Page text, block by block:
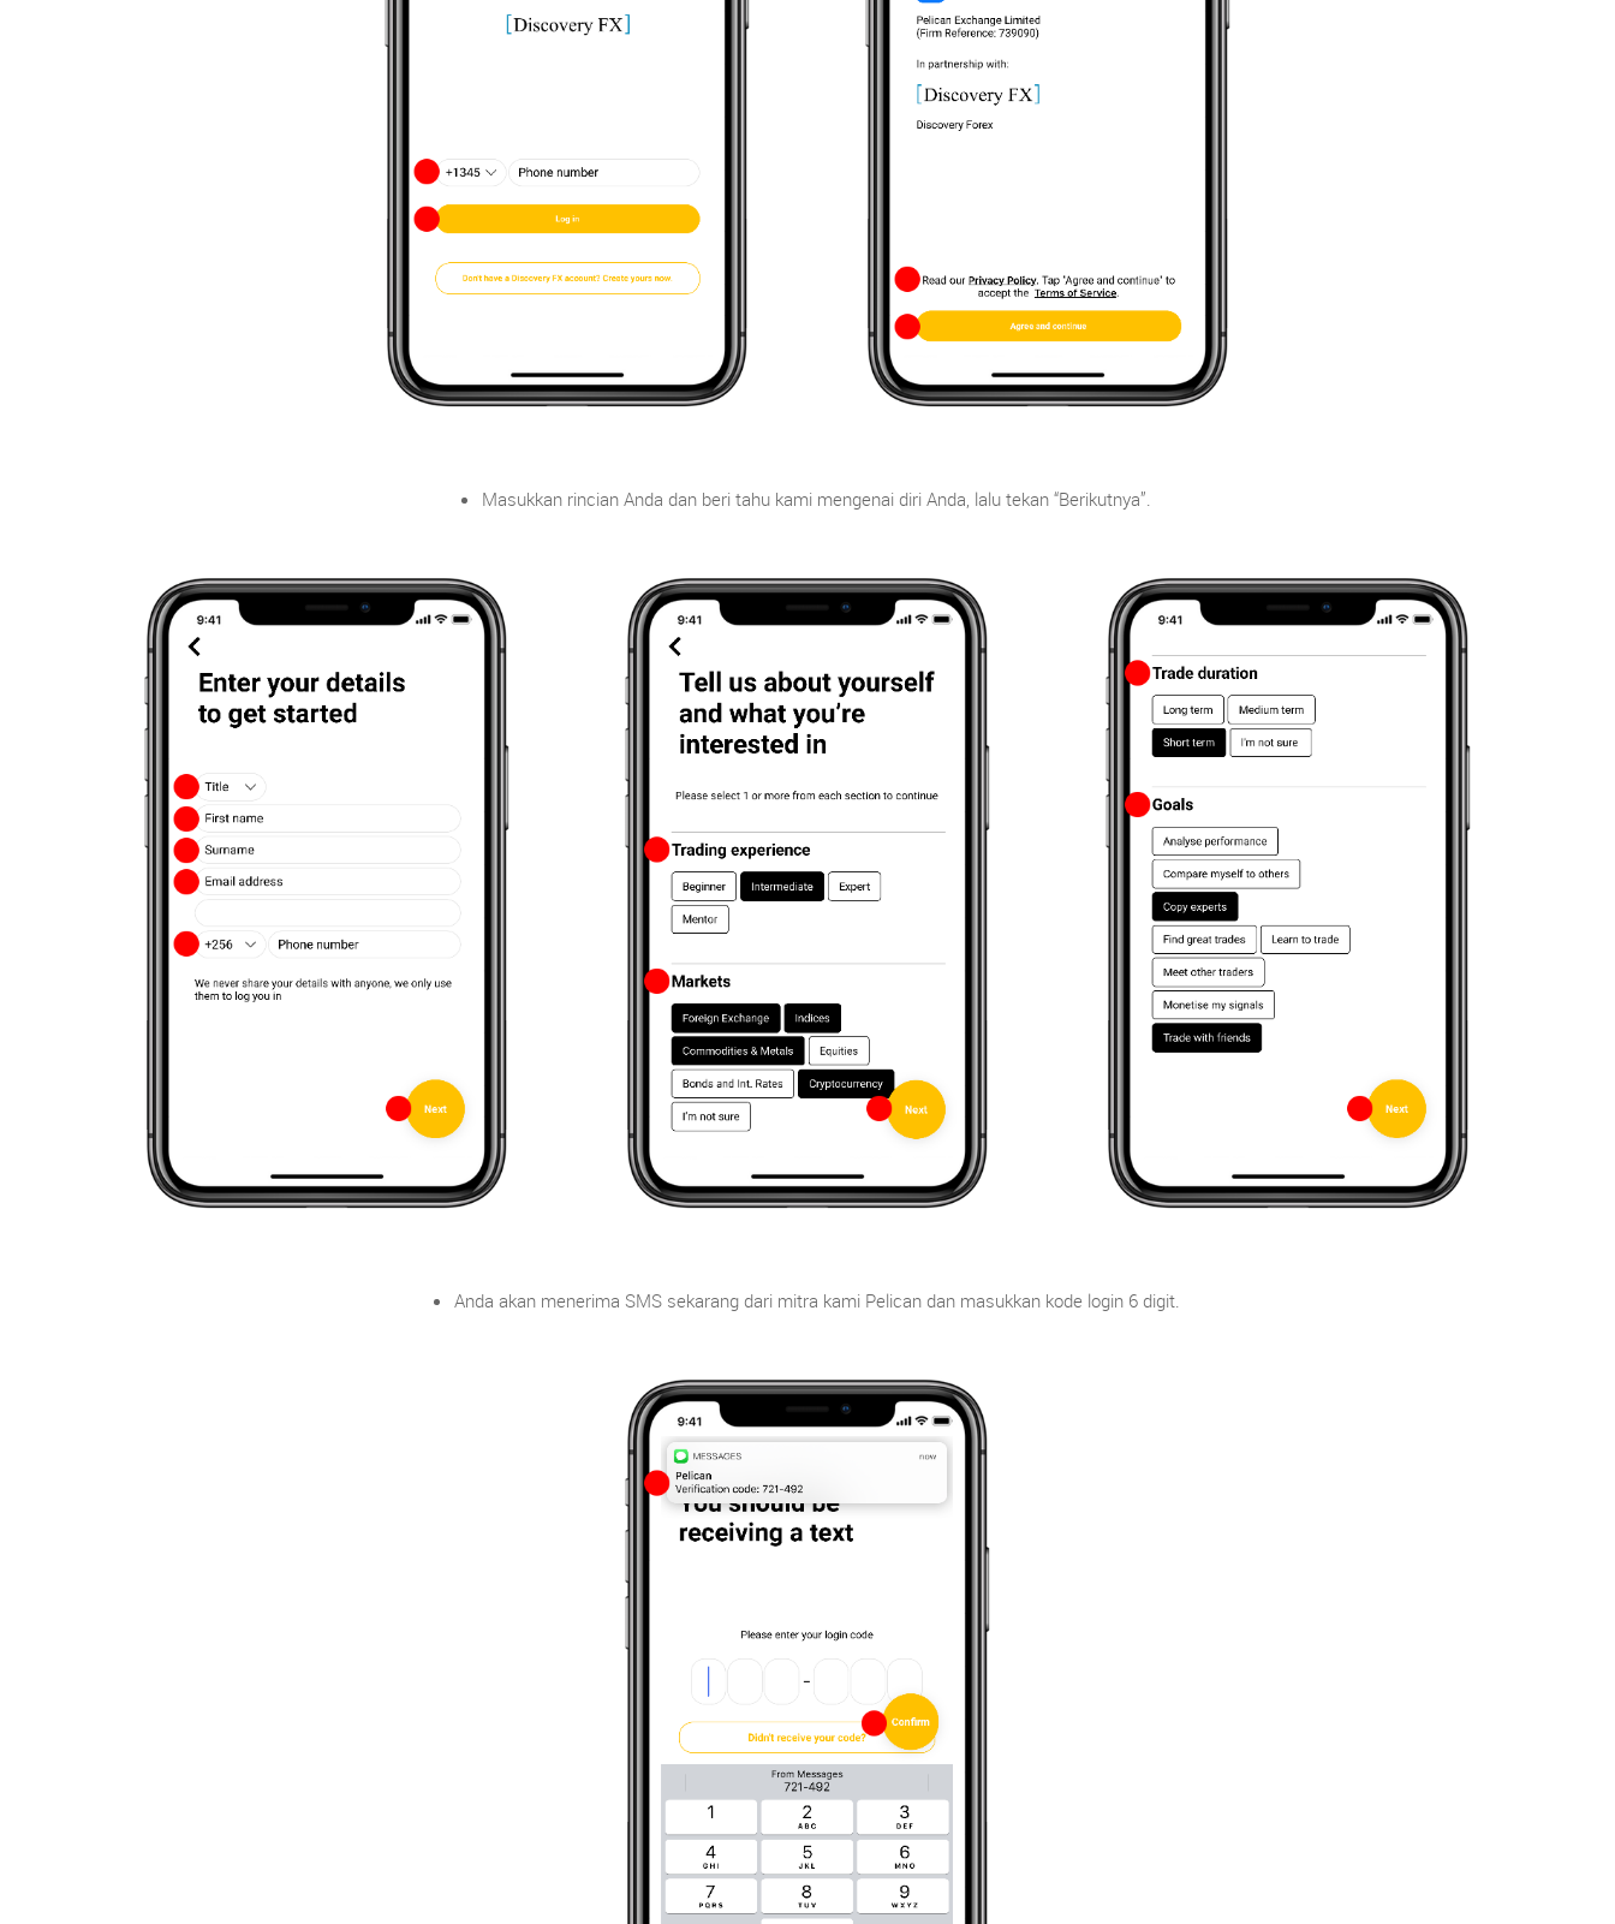
Masukkan rincian Anda dan beri tahu kami mengenai diri Anda, lalu tekan “Berikutnya”.
Anda akan menerima SMS sekarang dari mitra kami Pelican dan masukkan kode login 6 digit.